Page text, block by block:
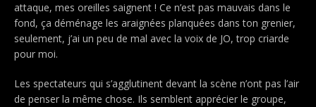
attaque, mes oreilles saignent ! Ce n’est pas mauvais dans le
fond, ça déménage les araignées planquées dans ton grenier,
seulement, j’ai un peu de mal avec la voix de JO, trop criarde
pour moi.
Les spectateurs qui s’agglutinent devant la scène n’ont pas l’air
de penser la même chose. Ils semblent apprécier le groupe,